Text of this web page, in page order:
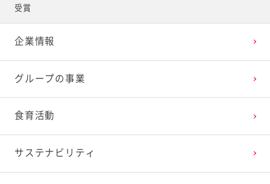
受賞
企業情報
グループの事業
食育活動
サステナビリティ